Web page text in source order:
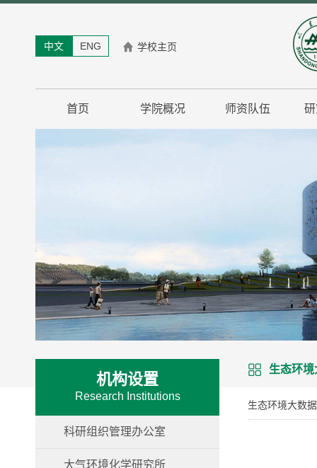
中文 ENG 学校主页
首页 学院概况 师资队伍
机构设置
Research Institutions
科研组织管理办公室
大气环境化学研究所
生态环境
生态环境大数